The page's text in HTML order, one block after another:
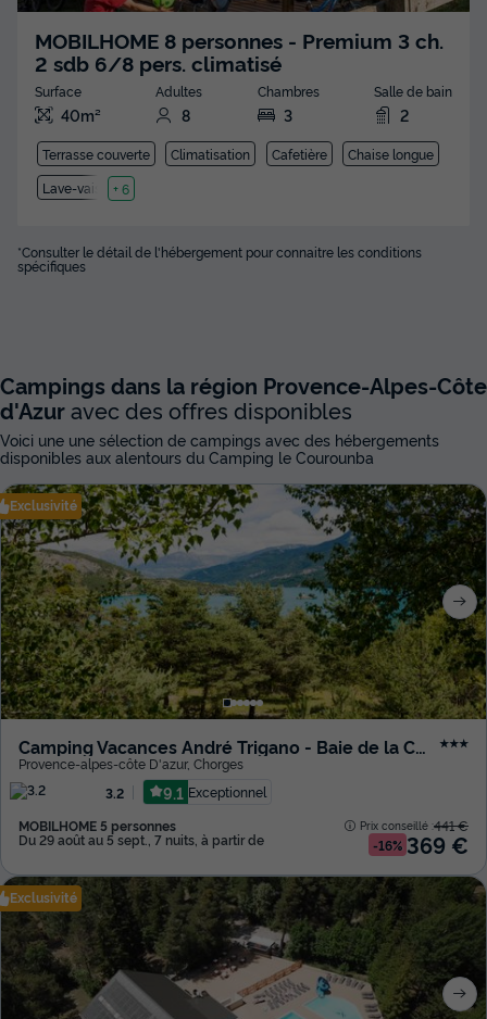
MOBILHOME 8 personnes - Premium 3 ch.
2 sdb 6/8 pers. climatisé
Surface
40m²
Adultes
8
Chambres
3
Salle de bain
2
Terrasse couverte Climatisation Cafetière
Chaise longue
Lave-vaisselle
+ 6
*Consulter le détail de l'hébergement pour connaitre les conditions
spécifiques
Campings dans la région Provence-Alpes-Côte
d'Azuravec des offres disponibles
Voici une une sélection de campings avec des hébergements
disponibles aux alentours du Camping le Courounba
Exclusivité
Camping Vacances André Trigano - Baie de la Chapelle ★★★
Provence-alpes-côte D'azur, Chorges
3.2
9.1 Exceptionnel
MOBILHOME 5 personnes
Du 29 août au 5 sept., 7 nuits, à partir de
Prix conseillé :441 €
-16% 369 €
Exclusivité